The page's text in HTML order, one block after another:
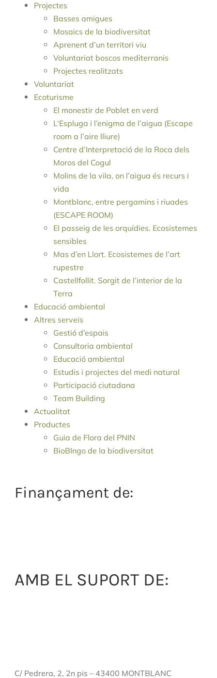
Projectes
Basses amigues
Mosaics de la biodiversitat
Aprenent d’un territori viu
Voluntariat boscos mediterranis
Projectes realitzats
Voluntariat
Ecoturisme
El monestir de Poblet en verd
L‘Espluga i l’enigma de l’aigua (Escape
room a l’aire lliure)
Centre d’Interpretació de la Roca dels
Moros del Cogul
Molins de la vila, on l’aigua és recurs i
vida
Montblanc, entre pergamins i riuades
(ESCAPE ROOM)
El passeig de les orquídies. Ecosistemes
sensibles
Mas d’en Llort. Ecosistemes de l’art
rupestre
Castellfollit. Sorgit de l’interior de la
Terra
Educació ambiental
Altres serveis
Gestió d’espais
Consultoria ambiental
Educació ambiental
Estudis i projectes del medi natural
Participació ciutadana
Team Building
Actualitat
Productes
Guia de Flora del PNIN
BioBIngo de la biodiversitat
Finançament de:
AMB EL SUPORT DE:
C/ Pedrera, 2, 2n pis – 43400 MONTBLANC